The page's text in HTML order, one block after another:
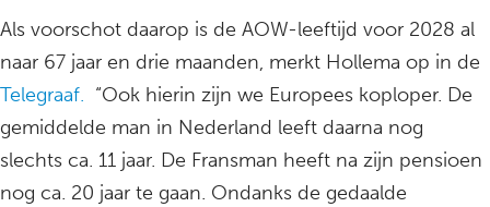
Als voorschot daarop is de AOW-leeftijd voor 2028 al
naar 67 jaar en drie maanden, merkt Hollema op in de
Telegraaf. “Ook hierin zijn we Europees koploper. De
gemiddelde man in Nederland leeft daarna nog
slechts ca. 11 jaar. De Fransman heeft na zijn pensioen
nog ca. 20 jaar te gaan. Ondanks de gedaalde